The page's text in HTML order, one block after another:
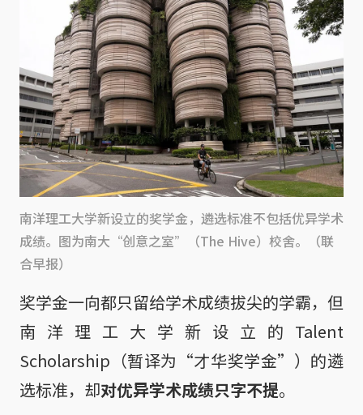
南洋理工大学新设立的奖学金，遴选标准不包括优异学术
成绩。图为南大“创意之室”（The Hive）校舍。（联
合早报）
奖学金一向都只留给学术成绩拔尖的学霸，但
南洋理工大学新设立的Talent
Scholarship（暂译为“才华奖学金”）的遴
选标准，却对优异学术成绩只字不提。